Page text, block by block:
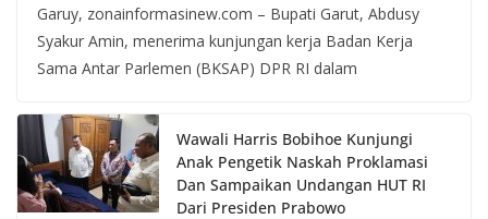
Garuy, zonainformasinew.com – Bupati Garut, Abdusy
Syakur Amin, menerima kunjungan kerja Badan Kerja
Sama Antar Parlemen (BKSAP) DPR RI dalam
Wawali Harris Bobihoe Kunjungi
Anak Pengetik Naskah Proklamasi
Dan Sampaikan Undangan HUT RI
Dari Presiden Prabowo